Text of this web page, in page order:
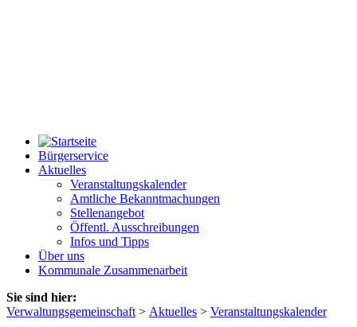
Bürgerservice
Aktuelles
Veranstaltungskalender
Amtliche Bekanntmachungen
Stellenangebot
Öffentl. Ausschreibungen
Infos und Tipps
Über uns
Kommunale Zusammenarbeit
Sie sind hier:
Verwaltungsgemeinschaft > Aktuelles > Veranstaltungskalender